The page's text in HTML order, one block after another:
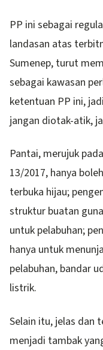
PP ini sebagai
landasan atas
Sumenep, turut
sebagai kawasan
ketentuan PP ini,
jangan diotak-atik,
Pantai, merujuk
13/2017, hanya
terbuka hijau;
struktur buatan
untuk pelabuhan;
hanya untuk
pelabuhan, bandar
listrik.
Selain itu, jelas dan
menjadi tambak